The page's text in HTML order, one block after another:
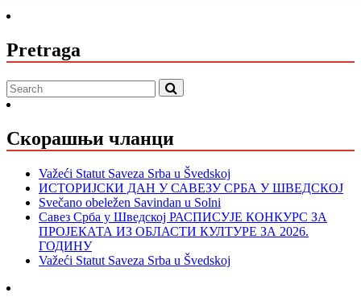
Pretraga
Скорашњи чланци
Važeći Statut Saveza Srba u Švedskoj
ИСТОРИЈСКИ ДАН У САВЕЗУ СРБА У ШВЕДСКОЈ
Svečano obeležen Savindan u Solni
Савез Срба у Шведској РАСПИСУЈЕ КОНКУРС ЗА
ПРОЈЕКАТА ИЗ ОБЛАСТИ КУЛТУРЕ ЗА 2026.
ГОДИНУ
Važeći Statut Saveza Srba u Švedskoj